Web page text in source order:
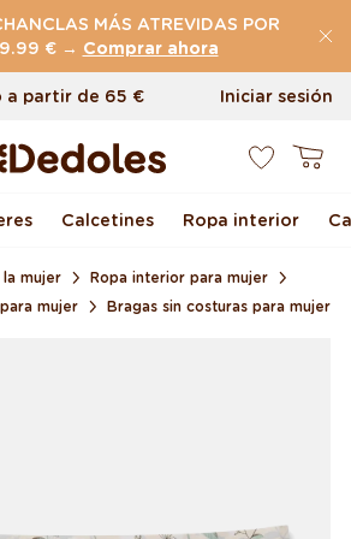
MÁS ATREVIDAS POR
9.99 € → Comprar ahora
Reseñas)
a partir de 65 €
días
Iniciar sesión
Carrito
Calcetines Ropa interior
la mujer
Ropa interior para mujer
mujer
Bragas sin costuras para mujer